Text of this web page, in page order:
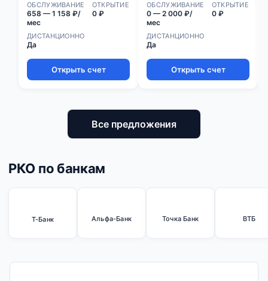
ОБСЛУЖИВАНИЕ
658 — 1 158 ₽/
мес
ОТКРЫТИЕ
0 ₽
ДИСТАНЦИОННО
Да
Открыть счет
ОБСЛУЖИВАНИЕ
0 — 2 000 ₽/
мес
ОТКРЫТИЕ
0 ₽
ДИСТАНЦИОННО
Да
Открыть счет
Все предложения
РКО по банкам
Т-Банк Альфа-Банк Точка Банк ВТБ